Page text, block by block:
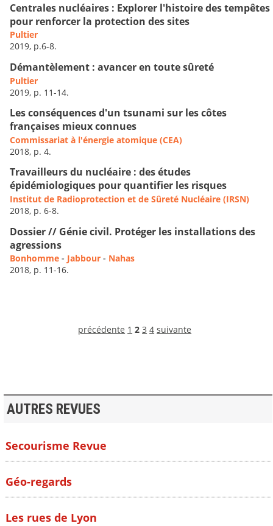
Centrales nucléaires : Explorer l'histoire des tempêtes
pour renforcer la protection des sites
Pultier
2019, p.6-8.
Démantèlement : avancer en toute sûreté
Pultier
2019, p. 11-14.
Les conséquences d'un tsunami sur les côtes
françaises mieux connues
Commissariat à l'énergie atomique (CEA)
2018, p. 4.
Travailleurs du nucléaire : des études
épidémiologiques pour quantifier les risques
Institut de Radioprotection et de Sûreté Nucléaire (IRSN)
2018, p. 6-8.
Dossier // Génie civil. Protéger les installations des
agressions
Bonhomme - Jabbour - Nahas
2018, p. 11-16.
précédente 1 2 3 4 suivante
AUTRES REVUES
Secourisme Revue
Géo-regards
Les rues de Lyon